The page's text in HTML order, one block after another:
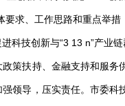
要求、工作思路和重点举
科技创新与“3 13 n”产业
策扶持、金融支持和服
领导，压实责任。市委